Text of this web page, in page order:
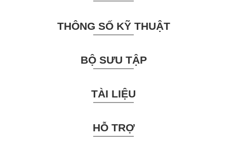
THÔNG SỐ KỸ THUẬT
BỘ SƯU TẬP
TÀI LIỆU
HỖ TRỢ